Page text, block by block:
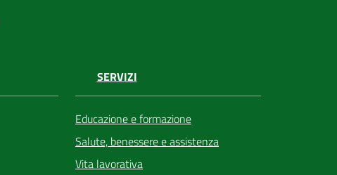
SERVIZI
Educazione e formazione
Salute, benessere e assistenza
Vita lavorativa